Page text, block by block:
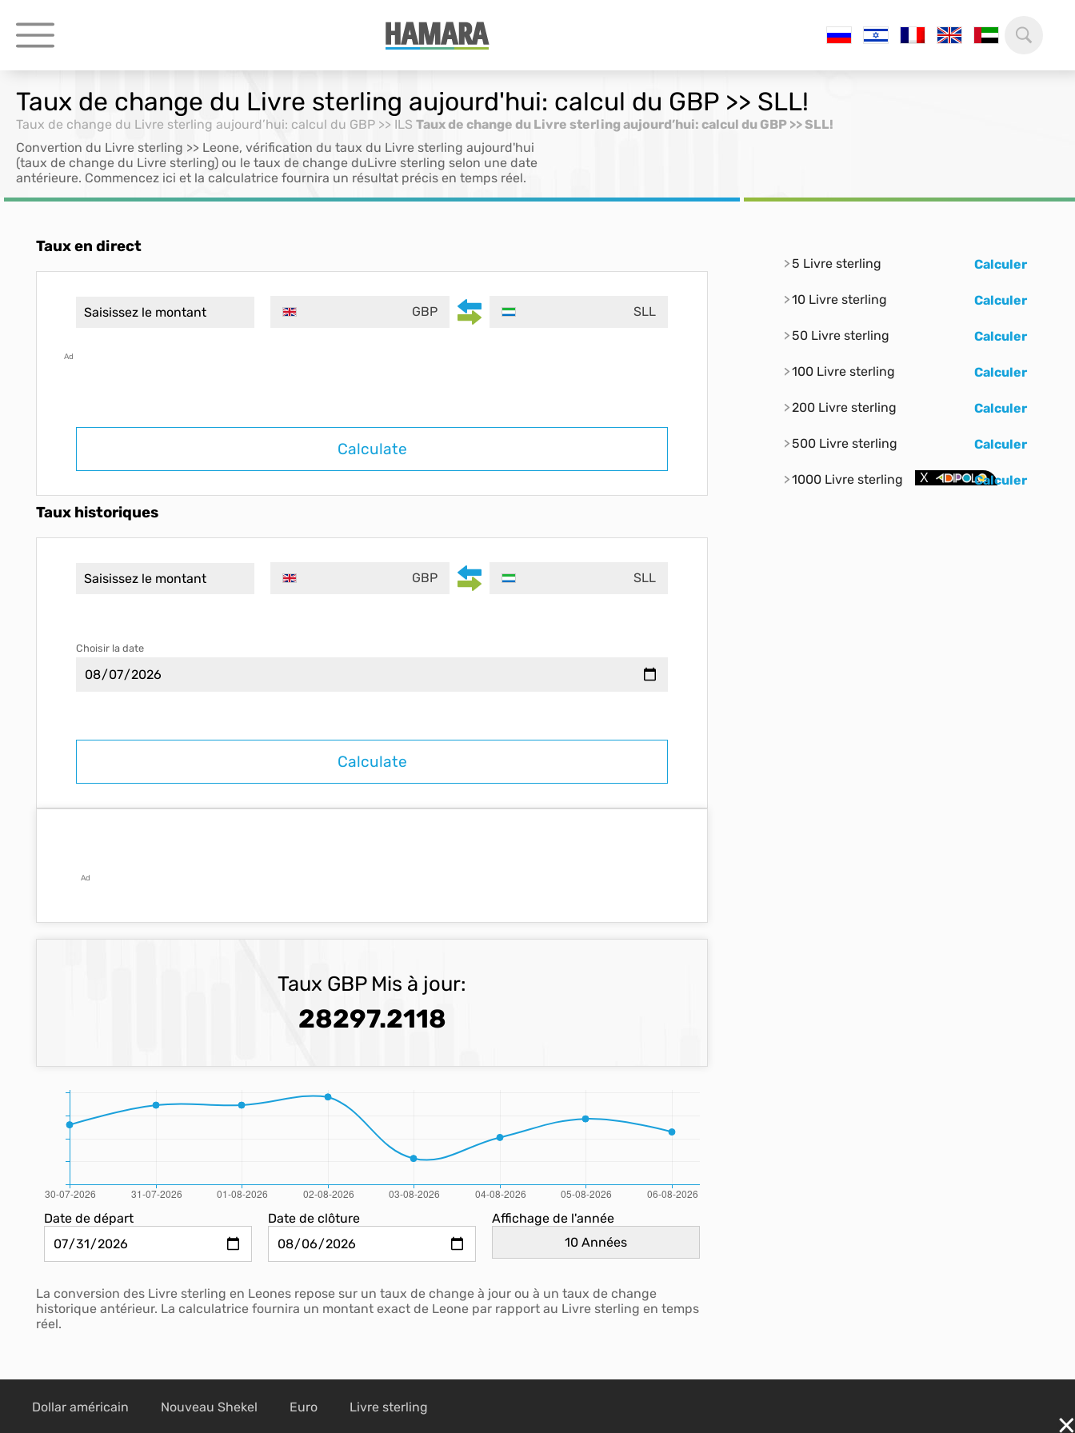
Taux de change du Livre sterling aujourd'hui: calcul du GBP >> SLL!
Taux de change du Livre sterling aujourd’hui: calcul du GBP >> ILS Taux de change du Livre sterling aujourd’hui: calcul du GBP >> SLL!
Convertion du Livre sterling >> Leone, vérification du taux du Livre sterling aujourd'hui
(taux de change du Livre sterling) ou le taux de change duLivre sterling selon une date
antérieure. Commencez ici et la calculatrice fournira un résultat précis en temps réel.
Taux en direct
GBP SLL
Ad
Calculate
Taux historiques
GBP SLL
Choisir la date
Ad
Taux GBP Mis à jour:
28297.2118
Date de départ Date de clôture Affichage de l'année
La conversion des Livre sterling en Leones repose sur un taux de change à jour ou à un taux de change
historique antérieur. La calculatrice fournira un montant exact de Leone par rapport au Livre sterling en temps
réel.
5 Livre sterling Calculer
10 Livre sterling Calculer
50 Livre sterling Calculer
100 Livre sterling Calculer
200 Livre sterling Calculer
500 Livre sterling Calculer
1000 Livre sterling Calculer
Dollar américain Nouveau Shekel Euro Livre sterling